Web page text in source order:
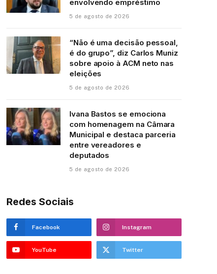
envolvendo empréstimo
5 de agosto de 2026
“Não é uma decisão pessoal,
é do grupo”, diz Carlos Muniz
sobre apoio à ACM neto nas
eleições
5 de agosto de 2026
Ivana Bastos se emociona
com homenagem na Câmara
Municipal e destaca parceria
entre vereadores e
deputados
5 de agosto de 2026
Redes Sociais
Facebook Instagram
YouTube Twitter